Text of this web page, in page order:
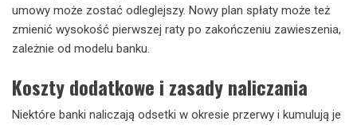
umowy może zostać odleglejszy. Nowy plan spłaty może też
zmienić wysokość pierwszej raty po zakończeniu zawieszenia,
zależnie od modelu banku.
Koszty dodatkowe i zasady naliczania
Niektóre banki naliczają odsetki w okresie przerwy i kumulują je